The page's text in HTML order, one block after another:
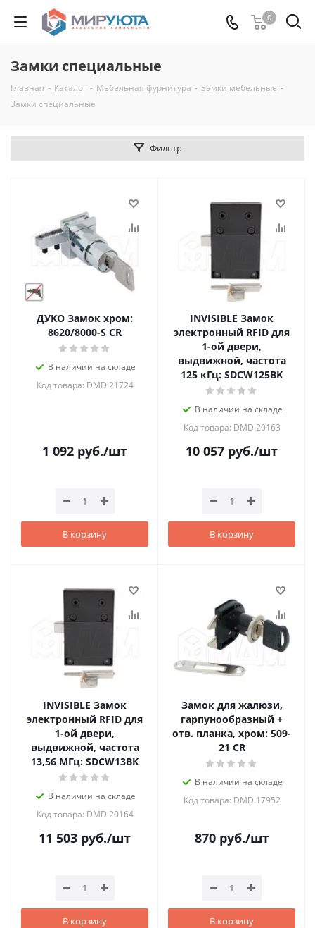
0
Замки специальные
Главная - Каталог - Мебельная фурнитура - Замки мебельные -
Замки специальные
Фильтр
ДУКО Замок хром:
8620/8000-S CR
В наличии на складе
Код товара: DMD.21724
1 092 руб./шт
В корзину
INVISIBLE Замок
электронный RFID для
1-ой двери,
выдвижной, частота
125 кГц: SDCW125BK
В наличии на складе
Код товара: DMD.20163
10 057 руб./шт
В корзину
INVISIBLE Замок
электронный RFID для
1-ой двери,
выдвижной, частота
13,56 МГц: SDCW13BK
В наличии на складе
Код товара: DMD.20164
11 503 руб./шт
В корзину
Замок для жалюзи,
гарпунообразный +
отв. планка, хром: 509-
21 CR
В наличии на складе
Код товара: DMD.17952
870руб./шт
В корзину